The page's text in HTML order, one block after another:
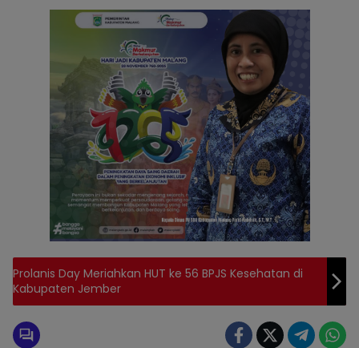
Prolanis Day Meriahkan HUT ke 56 BPJS Kesehatan di
Kabupaten Jember